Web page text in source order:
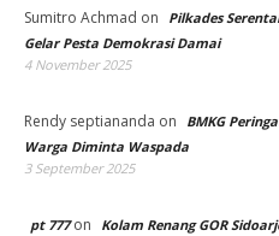
Sumitro Achmad on
Pilkades
Gelar Pesta Demokrasi Damai
4 November 2025
Rendy septiananda on
BMKG
Warga Diminta Waspada
3 September 2025
pt 777on
Kolam Renang GOR